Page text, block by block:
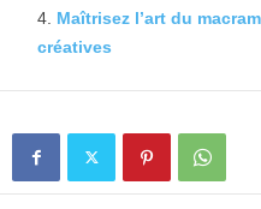
Maîtrisez l’art du
créatives